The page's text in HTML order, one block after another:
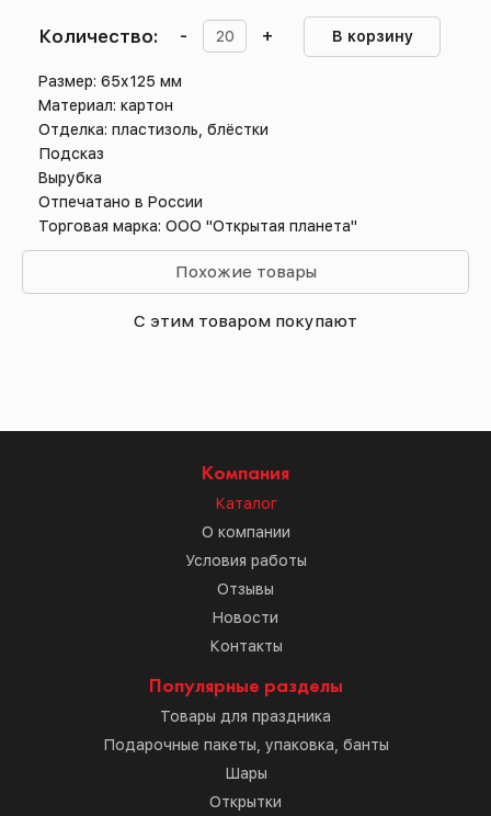
Количество: - + В корзину
Размер: 65х125 мм
Материал: картон
Отделка: пластизоль, блёстки
Подсказ
Вырубка
Отпечатано в России
Торговая марка: ООО "Открытая планета"
Похожие товары
С этим товаром покупают
Компания
Каталог
О компании
Условия работы
Отзывы
Новости
Контакты
Популярные разделы
Товары для праздника
Подарочные пакеты, упаковка, банты
Шары
Открытки